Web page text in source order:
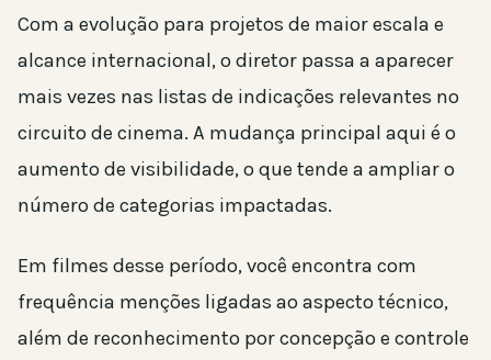
Com a evolução para projetos de maior escala e
alcance internacional, o diretor passa a aparecer
mais vezes nas listas de indicações relevantes no
circuito de cinema. A mudança principal aqui é o
aumento de visibilidade, o que tende a ampliar o
número de categorias impactadas.
Em filmes desse período, você encontra com
frequência menções ligadas ao aspecto técnico,
além de reconhecimento por concepção e controle